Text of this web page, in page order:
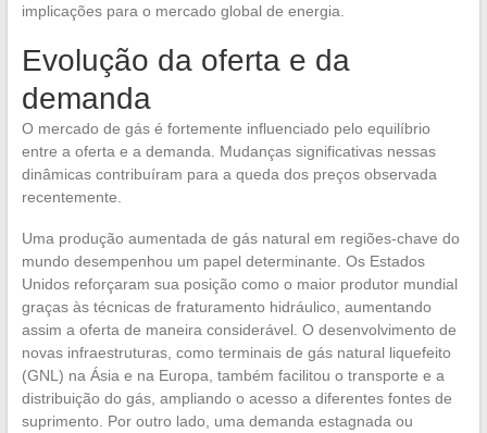
implicações para o mercado global de energia.
Evolução da oferta e da
demanda
O mercado de gás é fortemente influenciado pelo equilíbrio
entre a oferta e a demanda. Mudanças significativas nessas
dinâmicas contribuíram para a queda dos preços observada
recentemente.
Uma produção aumentada de gás natural em regiões-chave do
mundo desempenhou um papel determinante. Os Estados
Unidos reforçaram sua posição como o maior produtor mundial
graças às técnicas de fraturamento hidráulico, aumentando
assim a oferta de maneira considerável. O desenvolvimento de
novas infraestruturas, como terminais de gás natural liquefeito
(GNL) na Ásia e na Europa, também facilitou o transporte e a
distribuição do gás, ampliando o acesso a diferentes fontes de
suprimento. Por outro lado, uma demanda estagnada ou